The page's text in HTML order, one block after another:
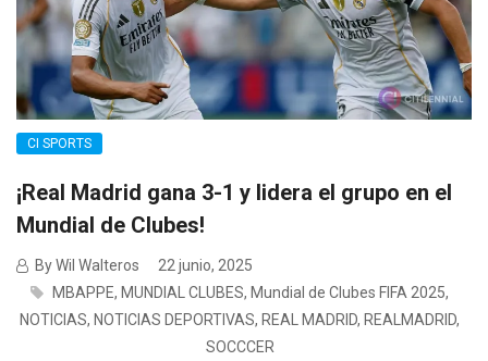
CI SPORTS
¡Real Madrid gana 3-1 y lidera el grupo en el
Mundial de Clubes!
By Wil Walteros
22 junio, 2025
MBAPPE, MUNDIAL CLUBES, Mundial de Clubes FIFA 2025,
NOTICIAS, NOTICIAS DEPORTIVAS, REAL MADRID, REALMADRID,
SOCCCER